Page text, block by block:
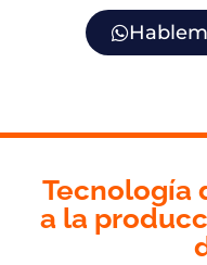
Tecnología
a la